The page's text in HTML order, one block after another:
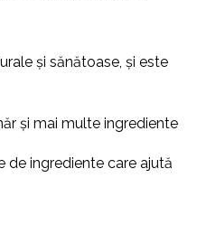
și sănătoase, și este
și mai multe ingrediente
de ingrediente care ajută